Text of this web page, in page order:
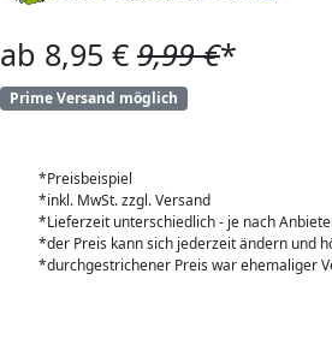
ab 8,95 € 9,99 €*
Prime Versand möglich
*Preisbeispiel
*inkl. MwSt. zzgl. Versand
*Lieferzeit unterschiedlich - je nach
*der Preis kann sich jederzeit ändern und
*durchgestrichener Preis war ehemaliger